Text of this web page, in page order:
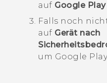
auf Google
Falls noch
auf Gerät nach
um Google